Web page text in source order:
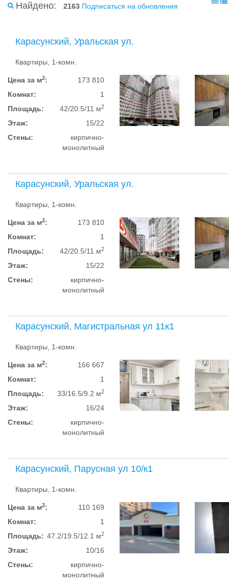
Найдено: 2163 Подписаться на обновления
Карасунский, Уральская ул.
Квартиры, 1-комн.
Цена за м2:
173 810
Комнат:
1
Площадь:
42/20.5/11 м2
Этаж:
15/22
Стены:
кирпично-
монолитный
Карасунский, Уральская ул.
Квартиры, 1-комн.
Цена за м2:
173 810
Комнат:
1
Площадь:
42/20.5/11 м2
Этаж:
15/22
Стены:
кирпично-
монолитный
Карасунский, Магистральная ул 11к1
Квартиры, 1-комн.
Цена за м2:
166 667
Комнат:
1
Площадь:
33/16.5/9.2 м2
Этаж:
16/24
Стены:
кирпично-
монолитный
Карасунский, Парусная ул 10/к1
Квартиры, 1-комн.
Цена за м2:
110 169
Комнат:
1
Площадь: 47.2/19.5/12.1 м2
Этаж:
10/16
Стены:
кирпично-
монолитный